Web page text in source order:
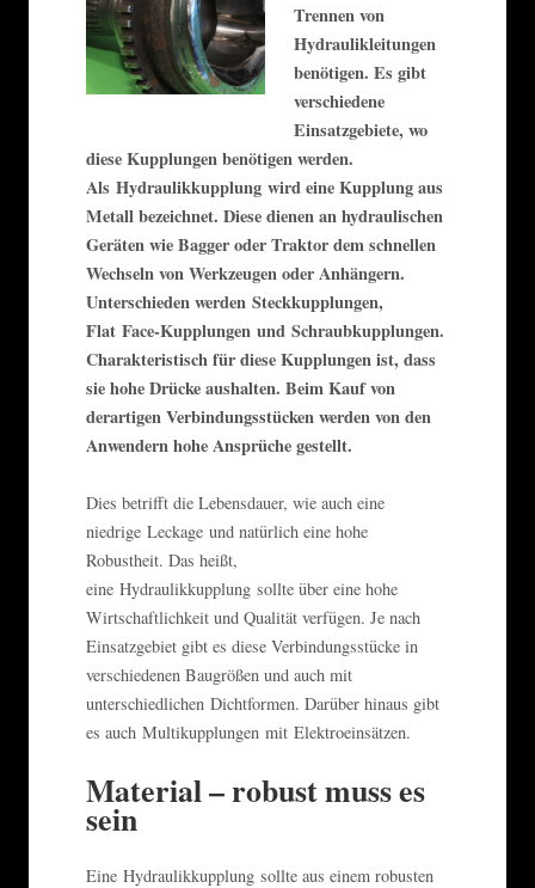
Trennen von
Hydraulikleitungen
benötigen. Es gibt
verschiedene
Einsatzgebiete, wo
diese Kupplungen benötigen werden.
Als Hydraulikkupplung wird eine Kupplung aus
Metall bezeichnet. Diese dienen an hydraulischen
Geräten wie Bagger oder Traktor dem schnellen
Wechseln von Werkzeugen oder Anhängern.
Unterschieden werden Steckkupplungen,
Flat Face-Kupplungen und Schraubkupplungen.
Charakteristisch für diese Kupplungen ist, dass
sie hohe Drücke aushalten. Beim Kauf von
derartigen Verbindungsstücken werden von den
Anwendern hohe Ansprüche gestellt.
Dies betrifft die Lebensdauer, wie auch eine
niedrige Leckage und natürlich eine hohe
Robustheit. Das heißt,
eine Hydraulikkupplung sollte über eine hohe
Wirtschaftlichkeit und Qualität verfügen. Je nach
Einsatzgebiet gibt es diese Verbindungsstücke in
verschiedenen Baugrößen und auch mit
unterschiedlichen Dichtformen. Darüber hinaus gibt
es auch Multikupplungen mit Elektroeinsätzen.
Material – robust muss es
sein
Eine Hydraulikkupplung sollte aus einem robusten